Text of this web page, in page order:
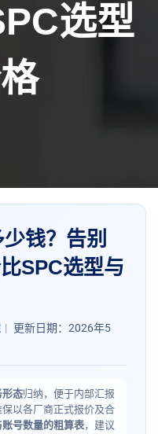
选型
钱？告别
SPC选型与
|
更新日期：2026年5
形态归纳，便于内部汇报
以各厂商正式报价及合
号数量的粗算表，建议